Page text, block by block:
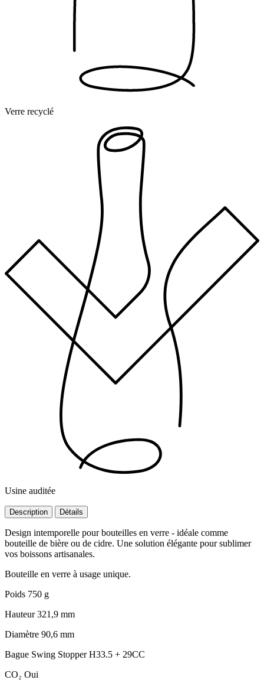
Verre recyclé
Usine auditée
Description Détails
Design intemporelle pour bouteilles en verre - idéale comme
bouteille de bière ou de cidre. Une solution élégante pour sublimer
vos boissons artisanales.
Bouteille en verre à usage unique.
Poids 750 g
Hauteur321,9 mm
Diamètre 90,6 mm
Bague Swing Stopper H33.5 + 29CC
CO₂ Oui